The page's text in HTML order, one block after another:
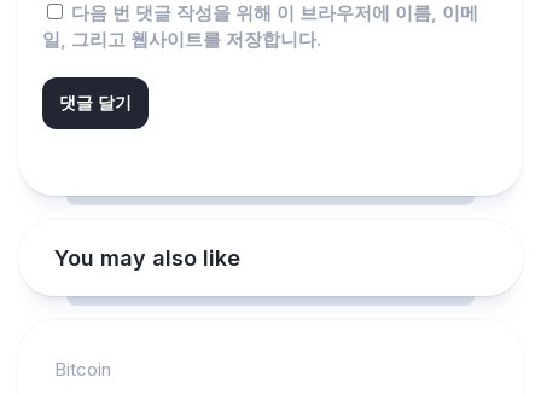
다음 번 댓글 작성을 위해 이 브라우저에 이름, 이메
일, 그리고 웹사이트를 저장합니다.
You may also like
Bitcoin